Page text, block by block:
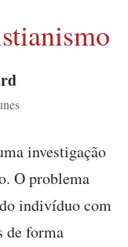
investigação
O problema
indivíduo com
de forma